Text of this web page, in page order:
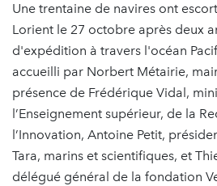
Une trentaine de navires ont
Lorient le 27 octobre après deux
d'expédition à travers l'océan
accueilli par Norbert Métairie,
présence de Frédérique Vidal,
l’Enseignement supérieur, de la
l’Innovation, Antoine Petit,
Tara, marins et scientifiques, et
délégué général de la fondation